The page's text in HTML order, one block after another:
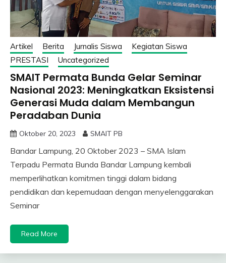
Artikel Berita Jurnalis Siswa
Kegiatan Siswa
PRESTASI
Uncategorized
SMAIT Permata Bunda Gelar Seminar
Nasional 2023: Meningkatkan Eksistensi
Generasi Muda dalam Membangun
Peradaban Dunia
Oktober 20, 2023 SMAIT PB
Bandar Lampung, 20 Oktober 2023 – SMA Islam
Terpadu Permata Bunda Bandar Lampung kembali
memperlihatkan komitmen tinggi dalam bidang
pendidikan dan kepemudaan dengan menyelenggarakan
Seminar
Read More